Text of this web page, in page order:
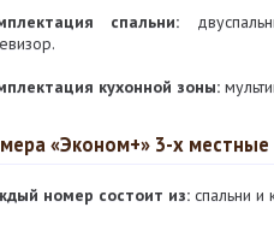
спальни:
кухонной зоны:
«Эконом+» 3-х местные
номер состоит из:спальни и